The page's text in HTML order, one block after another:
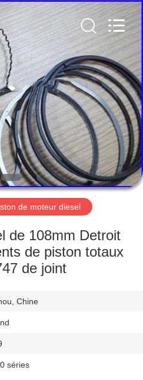
de moteur diesel
de 108mm Detroit
de piston totaux
de joint
Chine
séries